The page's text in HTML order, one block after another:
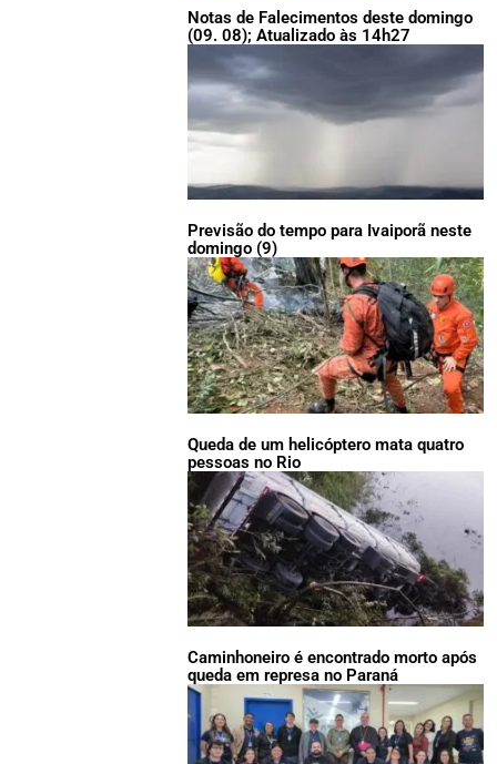
Notas de Falecimentos deste domingo
(09. 08); Atualizado às 14h27
Previsão do tempo para Ivaiporã neste
domingo (9)
Queda de um helicóptero mata quatro
pessoas no Rio
Caminhoneiro é encontrado morto após
queda em represa no Paraná